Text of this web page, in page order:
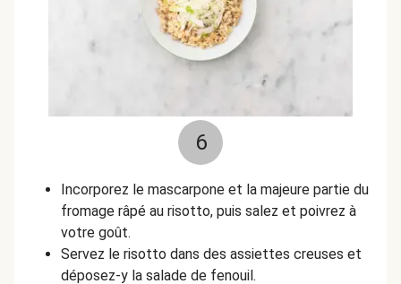
6
Incorporez le mascarpone et la majeure partie du
fromage râpé au risotto, puis salez et poivrez à
votre goût.
Servez le risotto dans des assiettes creuses et
déposez-y la salade de fenouil.